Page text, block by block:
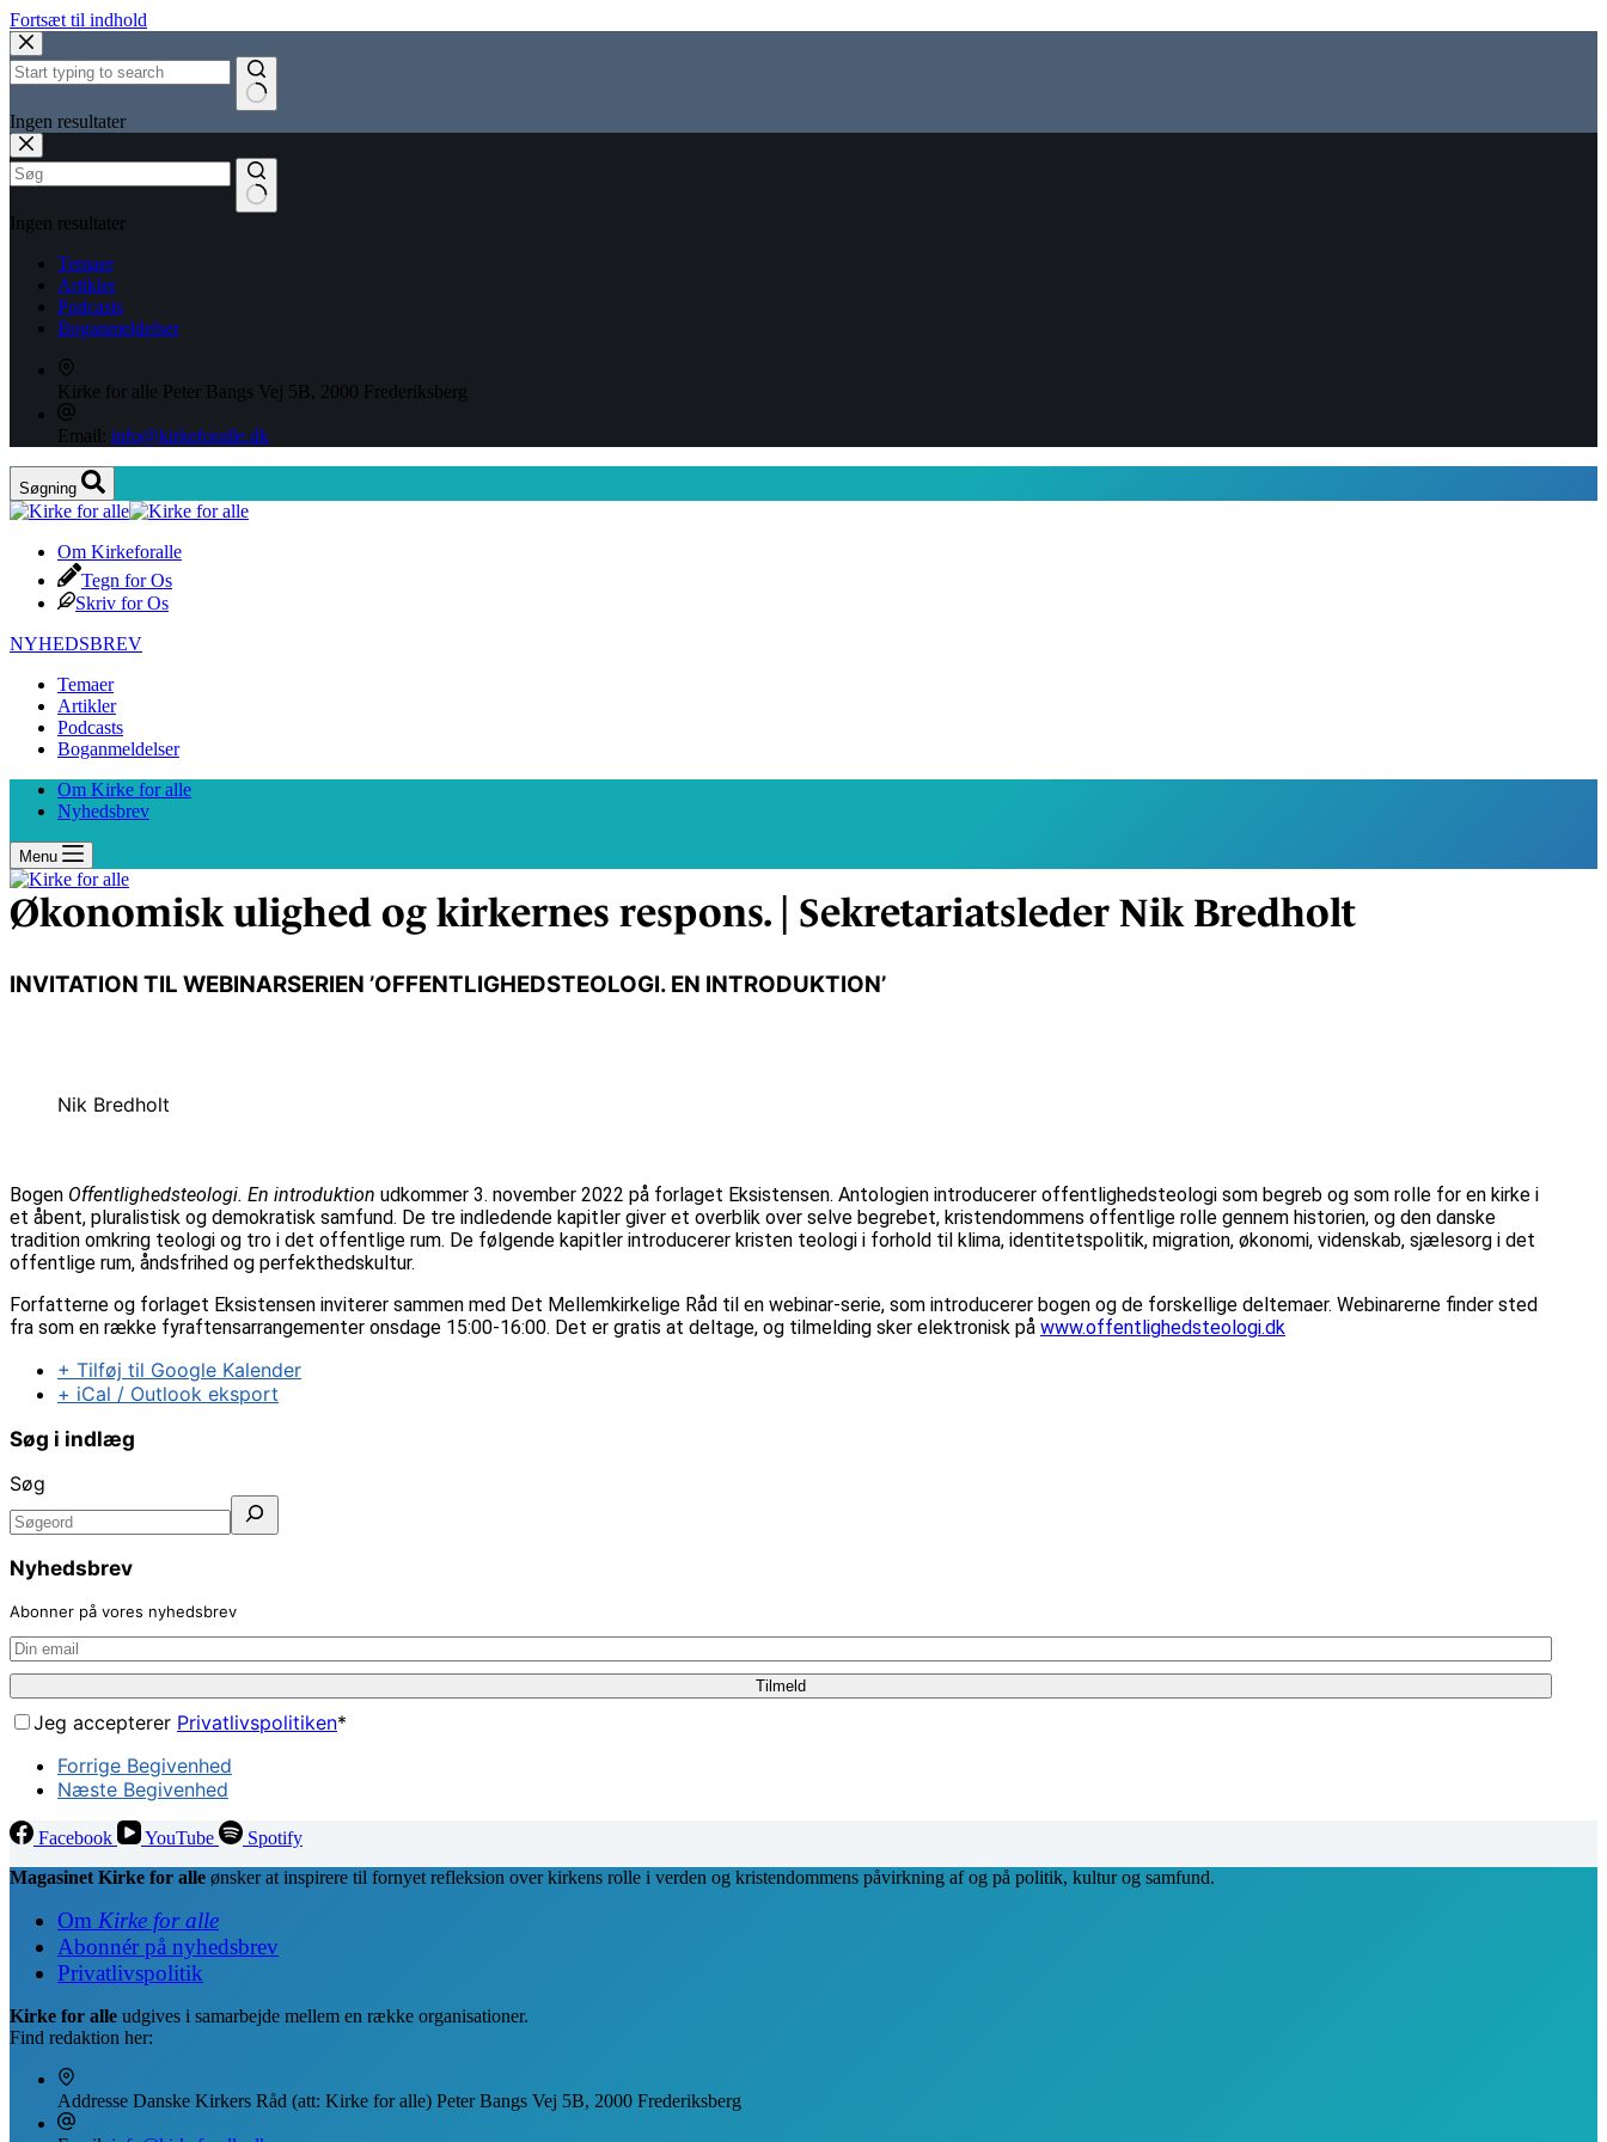
Fortsæt til indhold
Ingen resultater
Ingen resultater
Temaer
Artikler
Podcasts
Boganmeldelser
Kirke for alle Peter Bangs Vej 5B, 2000 Frederiksberg
Email: info@kirkeforalle.dk
Søgning
Om Kirkeforalle
Tegn for Os
Skriv for Os
NYHEDSBREV
Temaer
Artikler
Podcasts
Boganmeldelser
Om Kirke for alle
Nyhedsbrev
Menu
Økonomisk ulighed og kirkernes respons. | Sekretariatsleder Nik Bredholt
INVITATION TIL WEBINARSERIEN ’OFFENTLIGHEDSTEOLOGI. EN INTRODUKTION’
Nik Bredholt
Bogen Offentlighedsteologi. En introduktion udkommer 3. november 2022 på forlaget Eksistensen. Antologien introducerer offentlighedsteologi som begreb og som rolle for en kirke i
et åbent, pluralistisk og demokratisk samfund. De tre indledende kapitler giver et overblik over selve begrebet, kristendommens offentlige rolle gennem historien, og den danske
tradition omkring teologi og tro i det offentlige rum. De følgende kapitler introducerer kristen teologi i forhold til klima, identitetspolitik, migration, økonomi, videnskab, sjælesorg i det
offentlige rum, åndsfrihed og perfekthedskultur.
Forfatterne og forlaget Eksistensen inviterer sammen med Det Mellemkirkelige Råd til en webinar-serie, som introducerer bogen og de forskellige deltemaer. Webinarerne finder sted
fra som en række fyraftensarrangementer onsdage 15:00-16:00. Det er gratis at deltage, og tilmelding sker elektronisk på www.offentlighedsteologi.dk
+ Tilføj til Google Kalender
+ iCal / Outlook eksport
Søg i indlæg
Søg
Nyhedsbrev
Abonner på vores nyhedsbrev
Tilmeld
Jeg accepterer Privatlivspolitiken*
Forrige Begivenhed
Næste Begivenhed
Facebook YouTube
Spotify
Magasinet Kirke for alle ønsker at inspirere til fornyet refleksion over kirkens rolle i verden og kristendommens påvirkning af og på politik, kultur og samfund.
Om Kirke for alle
Abonnér på nyhedsbrev
Privatlivspolitik
Kirke for alle udgives i samarbejde mellem en række organisationer.
Find redaktion her:
Addresse Danske Kirkers Råd (att: Kirke for alle) Peter Bangs Vej 5B, 2000 Frederiksberg